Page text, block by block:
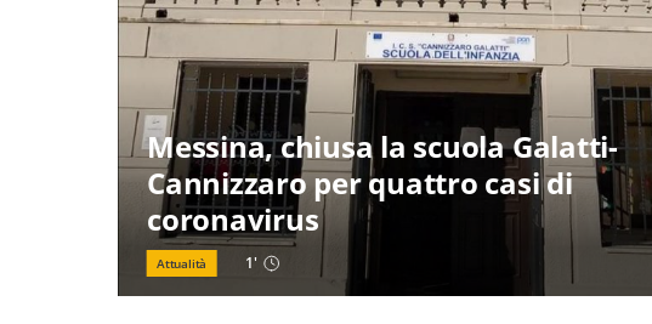
Messina, chiusa la scuola Galatti-
Cannizzaro per quattro casi di
coronavirus
Attualità 1'